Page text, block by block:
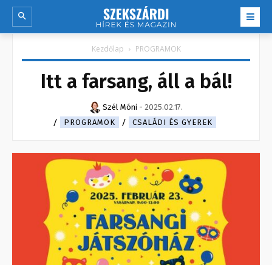
Kezdőlap PROGRAMOK
Itt a farsang, áll a bál!
Szél Móni - 2025.02.17.
PROGRAMOK
CSALÁDI ÉS GYEREK